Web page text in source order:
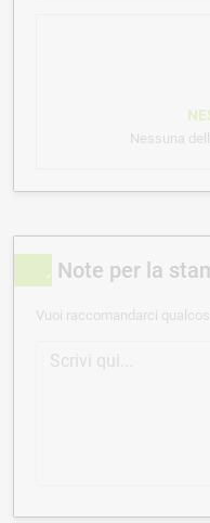
Nessuna
Note per la
Vuoi raccomandarci